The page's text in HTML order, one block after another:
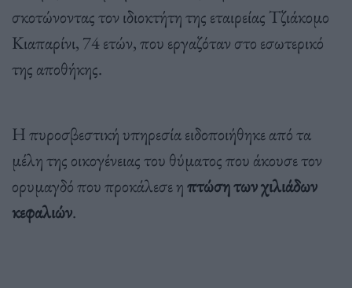
σκοτώνοντας τον ιδιοκτήτη της εταιρείας Τζιάκομο
Κιαπαρίνι, 74 ετών, που εργαζόταν στο εσωτερικό
της αποθήκης.
Η πυροσβεστική υπηρεσία ειδοποιήθηκε από τα
μέλη της οικογένειας του θύματος που άκουσε τον
ορυμαγδό που προκάλεσε ηπτώση των χιλιάδων
κεφαλιών.